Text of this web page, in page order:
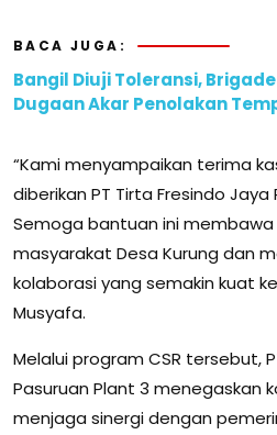
BACA JUGA:
Bangil Diuji Toleransi,
Dugaan Akar Penolakan
“Kami menyampaikan terima
diberikan PT Tirta Fresindo Jaya
Semoga bantuan ini
masyarakat Desa Kurung dan
kolaborasi yang semakin kuat
Musyafa.
Melalui program CSR tersebut,
Pasuruan Plant 3 menegaskan
menjaga sinergi dengan